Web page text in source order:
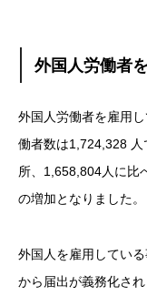
外国人労働者
外国人労働者を雇用
働者数は1,724,328
所、1,658,804人に比
の増加となりました。
外国人を雇用してい
から届出が義務化さ